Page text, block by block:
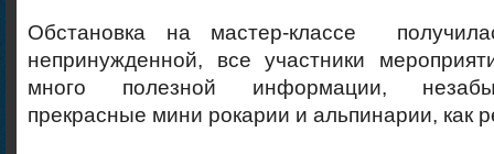
Обстановка на мастер-классе
непринужденной, все участники
много полезной информации,
прекрасные мини рокарии и альпинарии, как